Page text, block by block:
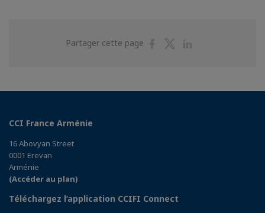
Partager cette page
PartagerPartager
CCI France Arménie
16 Abovyan Street
0001 Erevan
Arménie
(Accéder au plan)
Téléchargez l’application CCIFI Connect